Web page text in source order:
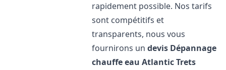
rapidement possible. Nos tarifs
sont compétitifs et
transparents, nous vous
fournirons undevis Dépannage
chauffe eau AtlanticTrets